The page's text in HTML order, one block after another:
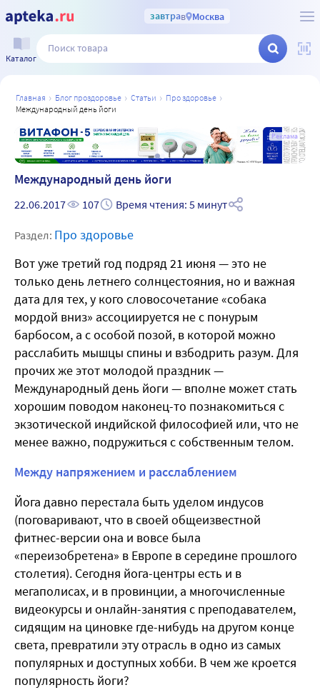
завтрав Москва
Каталог
главная блог проздоровье статьи
про здоровье
международный день йоги
Реклама
Международный день йоги
22.06.2017 107 Время чтения: 5 минут
Раздел: Про здоровье
Вот уже третий год подряд 21 июня — это не
только день летнего солнцестояния, но и важная
дата для тех, у кого словосочетание «собака
мордой вниз» ассоциируется не с понурым
барбосом, а с особой позой, в которой можно
расслабить мышцы спины и взбодрить разум. Для
прочих же этот молодой праздник —
Международный день йоги — вполне может стать
хорошим поводом наконец-то познакомиться с
экзотической индийской философией или, что не
менее важно, подружиться с собственным телом.
Между напряжением и расслаблением
Йога давно перестала быть уделом индусов
(поговаривают, что в своей общеизвестной
фитнес-версии она и вовсе была
«переизобретена» в Европе в середине прошлого
столетия). Сегодня йога-центры есть и в
мегаполисах, и в провинции, а многочисленные
видеокурсы и онлайн-занятия с преподавателем,
сидящим на циновке где-нибудь на другом конце
света, превратили эту отрасль в одно из самых
популярных и доступных хобби. В чем же кроется
популярность йоги?